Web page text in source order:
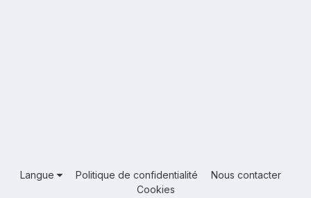
Langue Politique de confidentialité
Nous contacter
Cookies